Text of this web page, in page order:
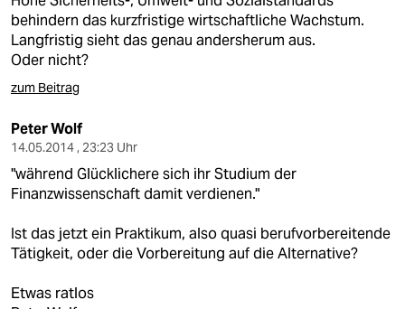
behindern das kurzfristige wirtschaftliche Wachstum.
Langfristig sieht das genau andersherum aus.
Oder nicht?
zum Beitrag
Peter Wolf
14.05.2014 , 23:23 Uhr
"während Glücklichere sich ihr Studium der
Finanzwissenschaft damit verdienen."
Ist das jetzt ein Praktikum, also quasi berufvorbereitende
Tätigkeit, oder die Vorbereitung auf die Alternative?
Etwas ratlos